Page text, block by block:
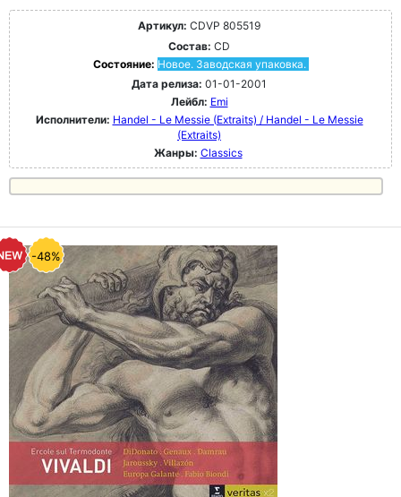
Артикул: CDVP 805519
Состав: CD
Состояние: Новое. Заводская упаковка.
Дата релиза: 01-01-2001
Лейбл: Emi
Исполнители: Handel - Le Messie (Extraits) / Handel - Le Messie
(Extraits)
Жанры: Classics
-48%